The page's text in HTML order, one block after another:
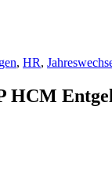
, HR,
HCM